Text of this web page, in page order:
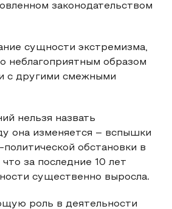
законодательством
сущности экстремизма,
неблагоприятным образом
с другими смежными
нельзя назвать
она изменяется – вспышки
обстановки в
за последние 10 лет
существенно выросла.
роль в деятельности